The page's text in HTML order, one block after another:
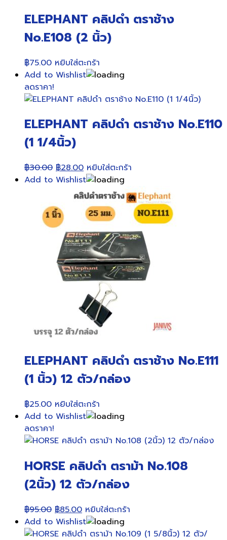
ELEPHANT คลิปดำ ตราช้าง
No.E108 (2 นิ้ว)
฿75.00 หยิบใส่ตะกร้า
Add to Wishlist
ลดราคา!
ELEPHANT คลิปดำ ตราช้าง No.E110
(1 1/4นิ้ว)
฿30.00 Original
price
฿30.00.
฿28.00Current
price
is:
฿28.00.
หยิบใส่ตะกร้า
Add to Wishlist
ELEPHANT คลิปดำ ตราช้าง No.E111
(1 นิ้ว) 12 ตัว/กล่อง
฿25.00 หยิบใส่ตะกร้า
Add to Wishlist
ลดราคา!
HORSE คลิปดำ ตราม้า No.108
(2นิ้ว) 12 ตัว/กล่อง
฿95.00 Original
price
was:
฿85.00Current
price
is:
หยิบใส่ตะกร้า
Add to Wishlist